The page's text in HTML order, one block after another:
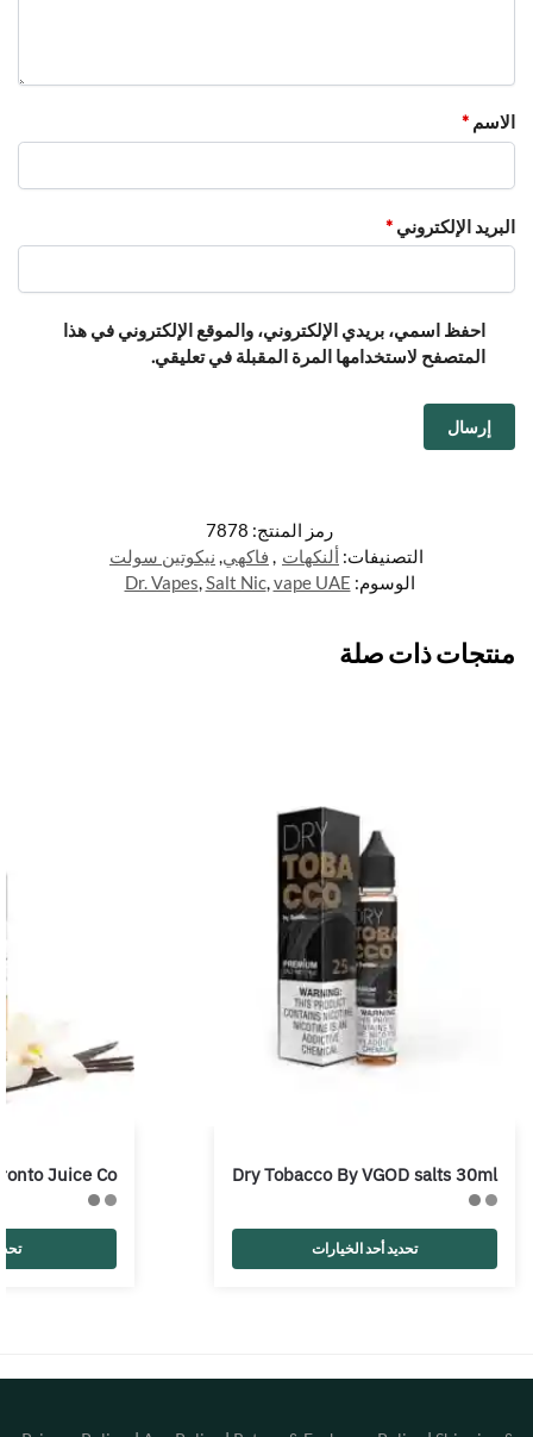
الاسم *
البريد الإلكتروني *
احفظ اسمي، بريدي الإلكتروني، والموقع الإلكتروني في هذا
المتصفح لاستخدامها المرة المقبلة في تعليقي.
رمز المنتج: 7878
التصنيفات: ألنكهات , فاكهي, نيكوتين سولت
الوسوم:
Dr. Vapes,Salt Nic,vape UAE
منتجات ذات صلة
Dry Tobacco By VGOD salts 30ml
تحديد أحد الخيارات
Juice Co